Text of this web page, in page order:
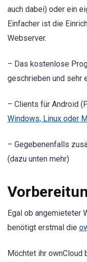
auch dabei) oder ein
Einfacher ist die
Webserver.
– Das kostenlose
geschrieben und sehr
– Clients für Android
Windows, Linux oder
– Gegebenenfalls
(dazu unten mehr)
Egal ob angemieteter
benötigt erstmal die
Möchtet ihr ownCloud